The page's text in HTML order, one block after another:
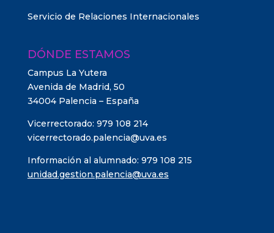
Servicio de Relaciones Internacionales
DÓNDE ESTAMOS
Campus La Yutera
Avenida de Madrid, 50
34004 Palencia – España
Vicerrectorado: 979 108 214
vicerrectorado.palencia@uva.es
Información al alumnado: 979 108 215
unidad.gestion.palencia@uva.es